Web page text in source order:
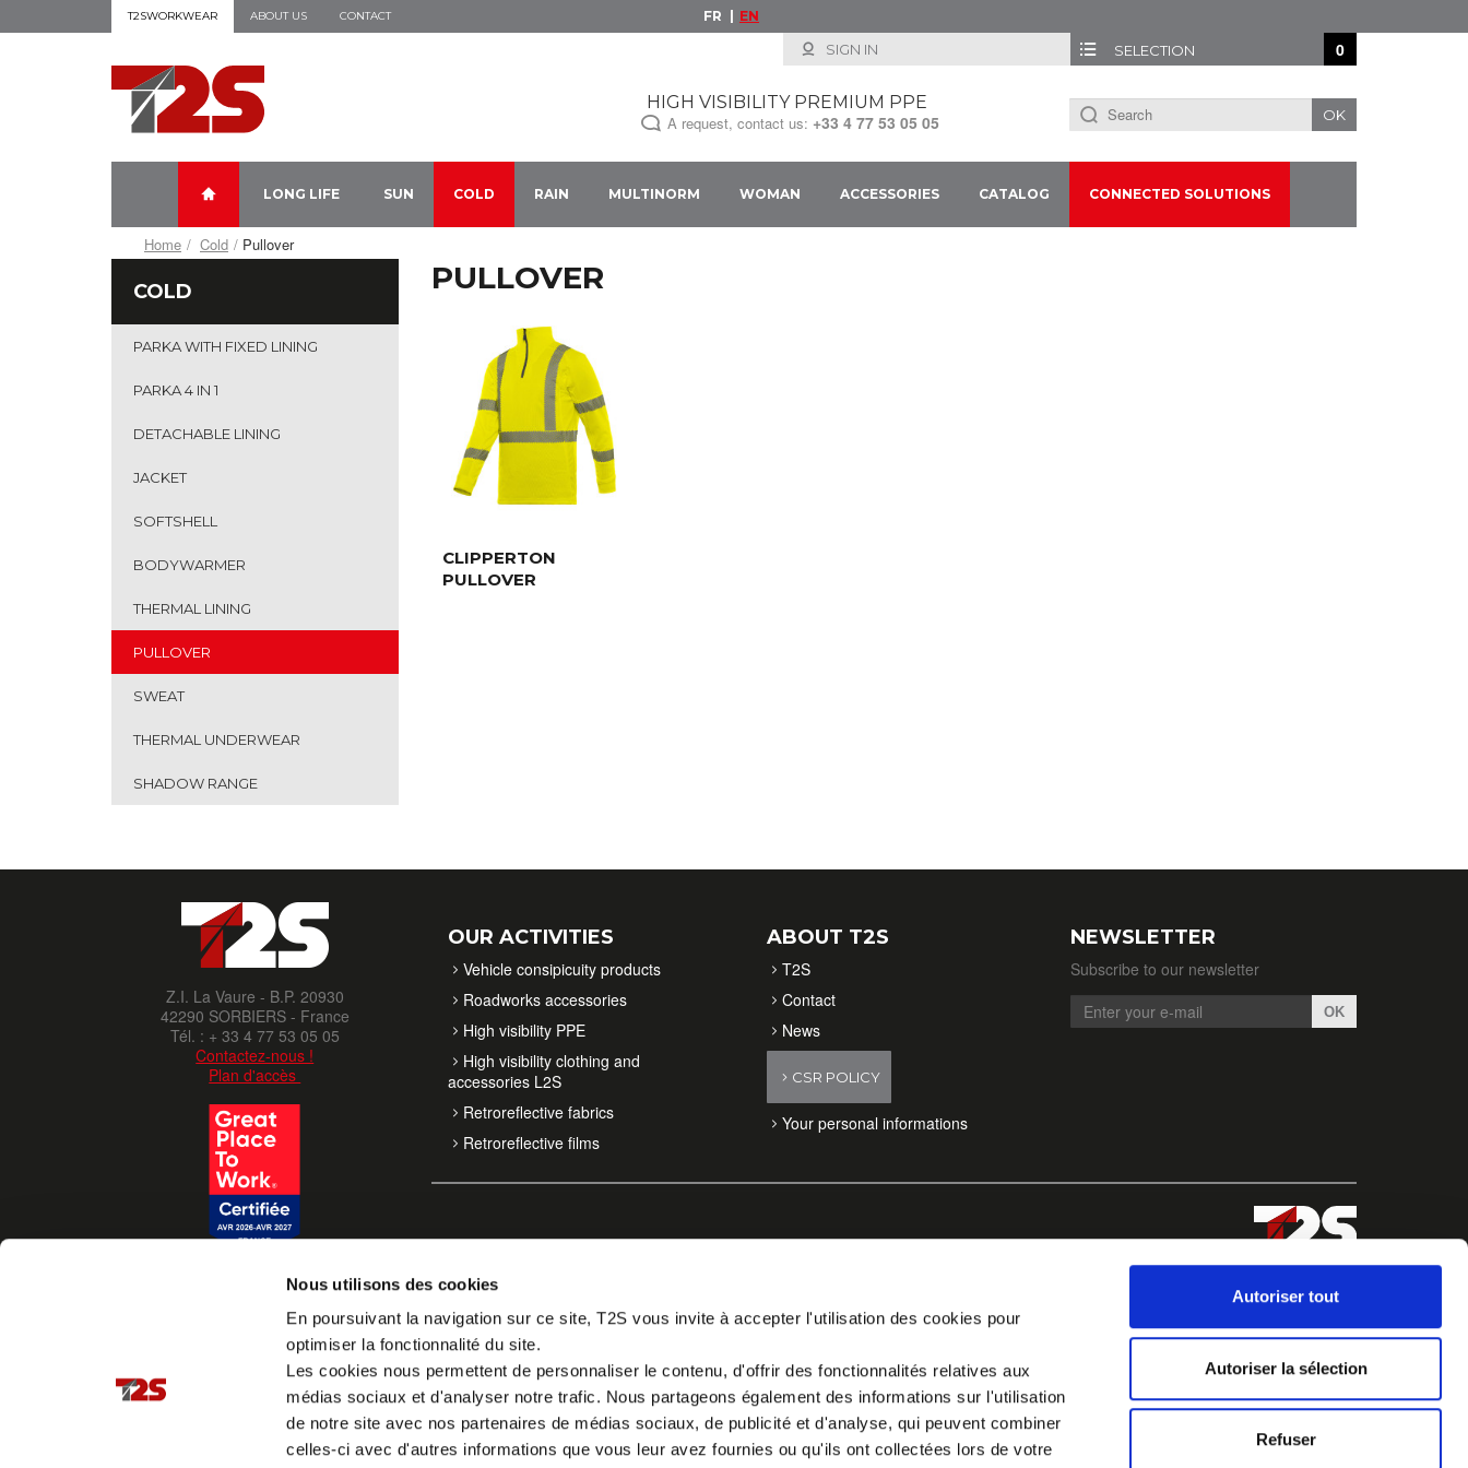
Nous utilisons des cookies
En poursuivant la navigation sur ce site, T2S vous invite à accepter l'utilisation des cookies pour
optimiser la fonctionnalité du site.
Les cookies nous permettent de personnaliser le contenu, d'offrir des fonctionnalités relatives aux
médias sociaux et d'analyser notre trafic. Nous partageons également des informations sur l'utilisation
de notre site avec nos partenaires de médias sociaux, de publicité et d'analyse, qui peuvent combiner
celles-ci avec d'autres informations que vous leur avez fournies ou qu'ils ont collectées lors de votre
Autoriser tout
Autoriser la sélection
Refuser
T2SWORKWEAR ABOUT US CONTACT FR EN
SELECTION 0
SIGN IN
HIGH VISIBILITY PREMIUM PPE
A request, contact us: +33 4 77 53 05 05 OK
LONG LIFE SUN COLD RAIN MULTINORM WOMAN ACCESSORIES CATALOG CONNECTED SOLUTIONS
Home Cold Pullover
COLD
PARKA WITH FIXED LINING
PARKA 4 IN 1
DETACHABLE LINING
JACKET
SOFTSHELL
BODYWARMER
THERMAL LINING
PULLOVER
SWEAT
THERMAL UNDERWEAR
SHADOW RANGE
PULLOVER
CLIPPERTON
PULLOVER
Z.I. La Vaure - B.P. 20930
42290 SORBIERS - France
Tél. : + 33 4 77 53 05 05
Contactez-nous !
Plan d'accès
OUR ACTIVITIES
Vehicle consipicuity products
Roadworks accessories
High visibility PPE
High visibility clothing and
accessories L2S
Retroreflective fabrics
Retroreflective films
ABOUT T2S
T2S
Contact
News
CSR POLICY
Your personal informations
NEWSLETTER
Subscribe to our newsletter
OK